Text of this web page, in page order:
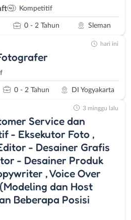
Kompetitif
0 - 2 Tahun Sleman
0 - 2 Tahun DI Yogyakarta
hari ini
Service dan
- Eksekutor Foto ,
- Desainer Grafis
- Desainer Produk
, Voice Over
dan Host
Beberapa Posisi
3 minggu lalu